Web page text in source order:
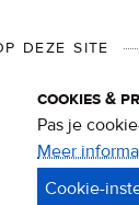
DEZE SITE
cookies &
Pas je
Meer